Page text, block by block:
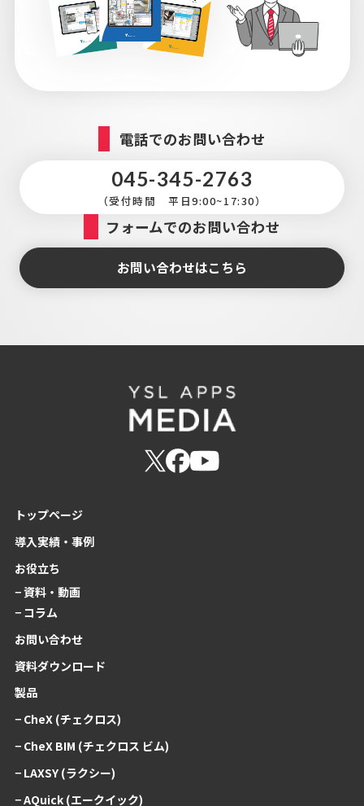
電話でのお問い合わせ
045-345-2763
（受付時間 平日9:00~17:30）
フォームでのお問い合わせ
お問い合わせはこちら
トップページ
導入実績・事例
お役立ち
− 資料・動画
− コラム
お問い合わせ
資料ダウンロード
製品
− CheX (チェクロス)
− CheX BIM (チェクロス ビム)
− LAXSY (ラクシー)
− AQuick (エークイック)